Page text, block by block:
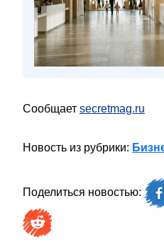
Сообщает secretmag.ru
Новость из рубрики:
Поделиться новостью: